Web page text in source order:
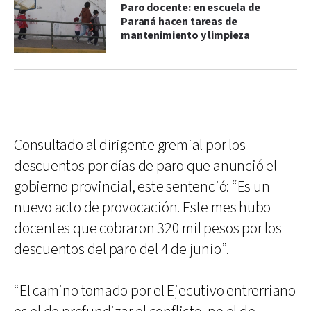
Paro docente: en escuela de
Paraná hacen tareas de
mantenimiento y limpieza
Consultado al dirigente gremial por los
descuentos por días de paro que anunció el
gobierno provincial, este sentenció: “Es un
nuevo acto de provocación. Este mes hubo
docentes que cobraron 320 mil pesos por los
descuentos del paro del 4 de junio”.
“El camino tomado por el Ejecutivo entrerriano